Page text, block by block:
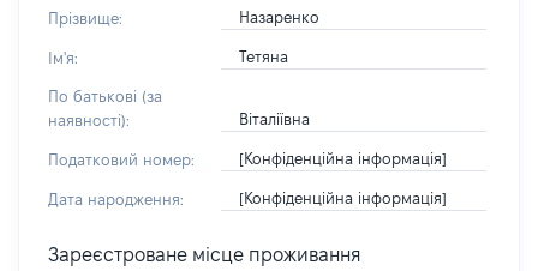
Прізвище: Назаренко
Ім'я: Тетяна
По батькові (за
наявності):
Віталіївна
Податковий номер: [Конфіденційна інформація]
Дата народження: [Конфіденційна інформація]
Зареєстроване місце проживання